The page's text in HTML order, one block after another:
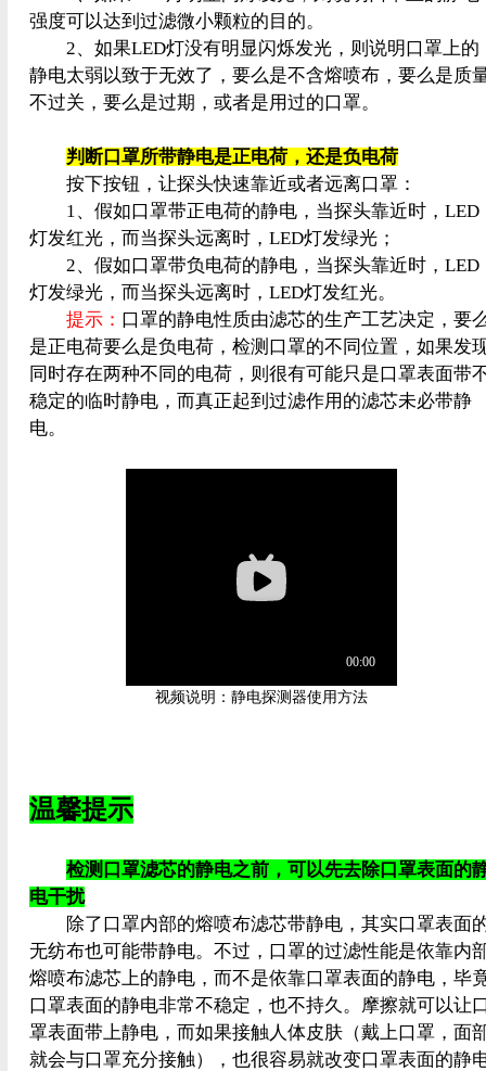
强度可以达到过滤微小颗粒的目的。
2、如果LED灯没有明显闪烁发光，则说明口罩上的
静电太弱以致于无效了，要么是不含熔喷布，要么是质
不过关，要么是过期，或者是用过的口罩。
判断口罩所带静电是正电荷，还是负电荷
按下按钮，让探头快速靠近或者远离口罩：
1、假如口罩带正电荷的静电，当探头靠近时，LED
灯发红光，而当探头远离时，LED灯发绿光；
2、假如口罩带负电荷的静电，当探头靠近时，LED
灯发绿光，而当探头远离时，LED灯发红光。
提示： 口罩的静电性质由滤芯的生产工艺决定，要
是正电荷要么是负电荷，检测口罩的不同位置，如果发
同时存在两种不同的电荷，则很有可能只是口罩表面带
稳定的临时静电，而真正起到过滤作用的滤芯未必带静
电。
视频说明：静电探测器使用方法
温馨提示
检测口罩滤芯的静电之前，可以先去除口罩表面的
电干扰
除了口罩内部的熔喷布滤芯带静电，其实口罩表面
无纺布也可能带静电。不过，口罩的过滤性能是依靠内
熔喷布滤芯上的静电，而不是依靠口罩表面的静电，毕
口罩表面的静电非常不稳定，也不持久。摩擦就可以让
罩表面带上静电，而如果接触人体皮肤（戴上口罩，面
就会与口罩充分接触），也很容易就改变口罩表面的静